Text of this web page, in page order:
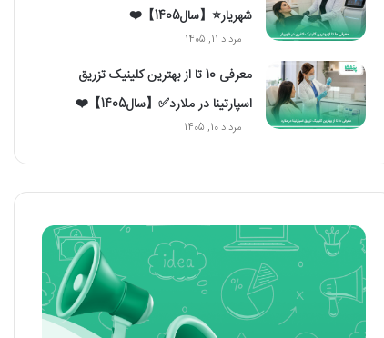
شهریار⭐【سال1405】❤️
مرداد 11, 1405
معرفی 10 تا از بهترین کلینیک تزریق
اسپارتینا در ملارد✅【سال1405】❤️
مرداد 10, 1405